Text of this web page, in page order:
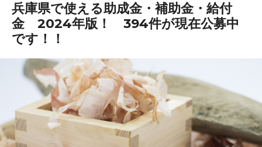
兵庫県で使える助成金・補助金・給付
金 2024年版！ 394件が現在公募中
です！！